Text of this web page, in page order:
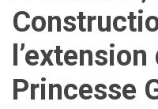
l’extension
Princesse